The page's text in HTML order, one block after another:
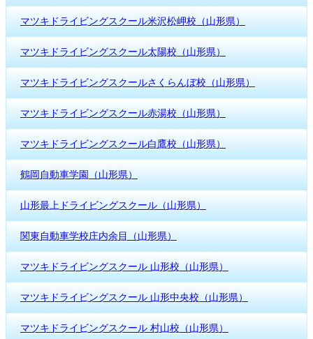
マツキドライビングスクール米沢松岬校（山形県）
マツキドライビングスクール太陽校（山形県）
マツキドライビングスクールさくらんぼ校（山形県）
マツキドライビングスクール赤湯校（山形県）
マツキドライビングスクール白鷹校（山形県）
鶴岡自動車学園（山形県）
山形最上ドライビングスクール（山形県）
関東自動車学校庄内余目（山形県）
マツキドライビングスクール 山形校（山形県）
マツキドライビングスクール 山形中央校（山形県）
マツキドライビングスクール 村山校（山形県）